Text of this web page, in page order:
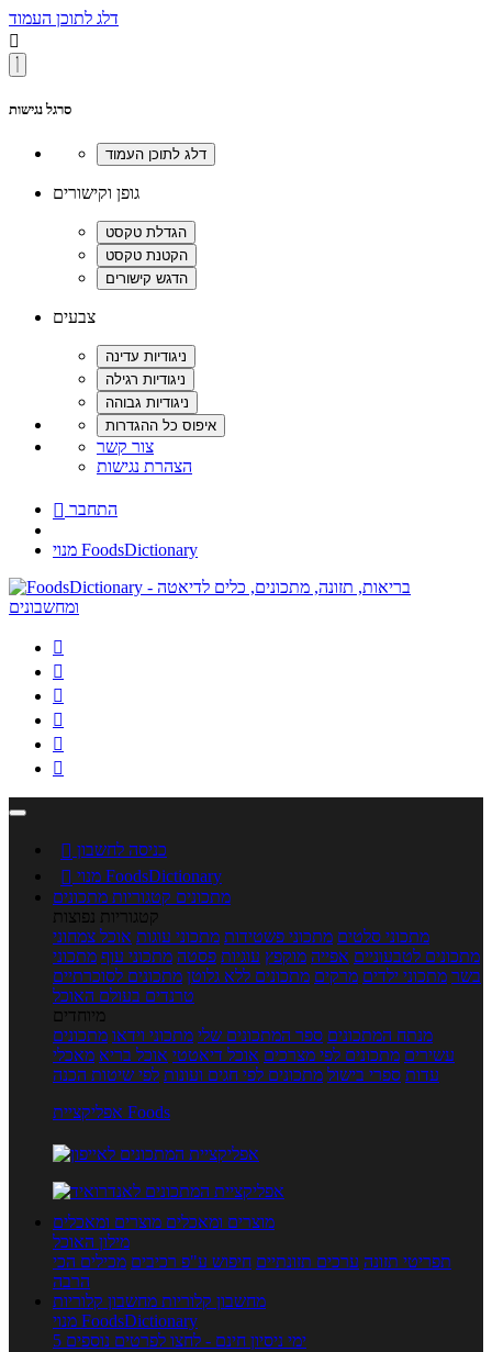
דלג לתוכן העמוד

סרגל נגישות
גופן וקישורים
צבעים
צור קשר
הצהרת נגישות
 התחבר
מנוי FoodsDictionary






 כניסה לחשבון

מנוי FoodsDictionary
מתכונים קטגוריות מתכונים
קטגוריות נפוצות
מתכוני סלטים מתכוני פשטידות מתכוני עוגות אוכל צמחוני
מתכונים לטבעוניים אפייה מוקפץ עוגיות פסטה מתכוני עוף מתכוני
בשר מתכוני ילדים מרקים מתכונים ללא גלוטן מתכונים לסוכרתיים
טרנדים בעולם האוכל
מיוחדים
מנתח המתכונים ספר המתכונים שלי מתכוני וידאו מתכונים
עשירים מתכונים לפי מצרכים אוכל דיאטטי אוכל בריא מאכלי
עדות ספרי בישול מתכונים לפי חגים ועונות לפי שיטות הכנה
אפליקציית Foods
מוצרים ומאכלים מוצרים ומאכלים
מילון האוכל
תפריטי תזונה ערכים תזונתיים חיפוש ע"פ רכיבים מכילים הכי
הרבה
מחשבון קלוריות מחשבון קלוריות
מנוי FoodsDictionary
5 ימי ניסיון חינם - לחצו לפרטים נוספים